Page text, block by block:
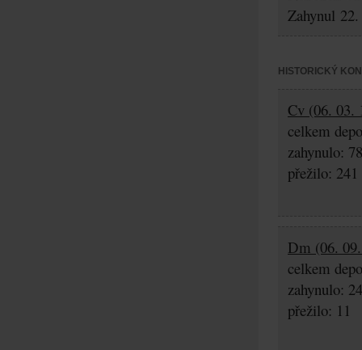
Zahynul
HISTORICKÝ
Cv (06. 03.
celkem
zahynulo:
přežilo: 241
Dm (06.
celkem
zahynulo:
přežilo: 11